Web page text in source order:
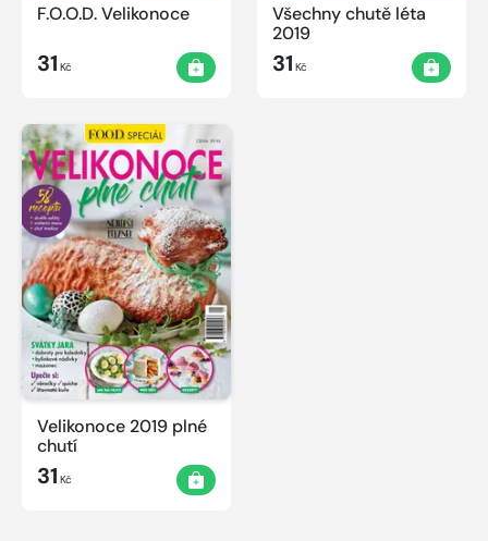
F.O.O.D. Velikonoce
31 Kč
Všechny chutě léta
2019
31 Kč
Velikonoce 2019 plné
chutí
31 Kč